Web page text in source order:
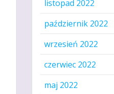
listopad 2022
październik 2022
wrzesień 2022
czerwiec 2022
maj 2022